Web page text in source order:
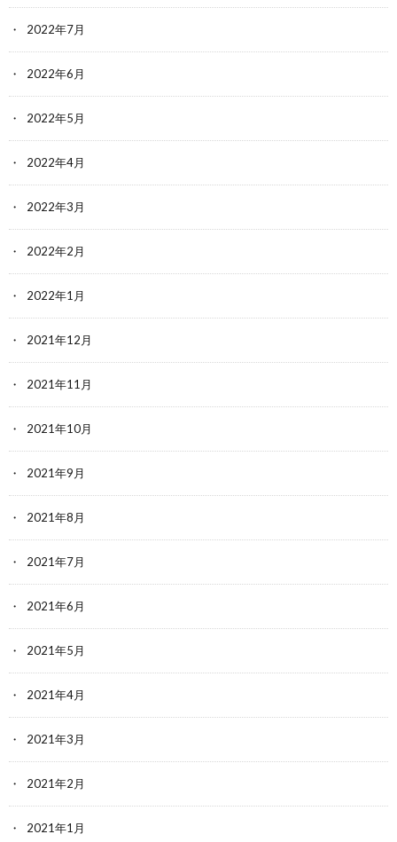
2022年7月
2022年6月
2022年5月
2022年4月
2022年3月
2022年2月
2022年1月
2021年12月
2021年11月
2021年10月
2021年9月
2021年8月
2021年7月
2021年6月
2021年5月
2021年4月
2021年3月
2021年2月
2021年1月